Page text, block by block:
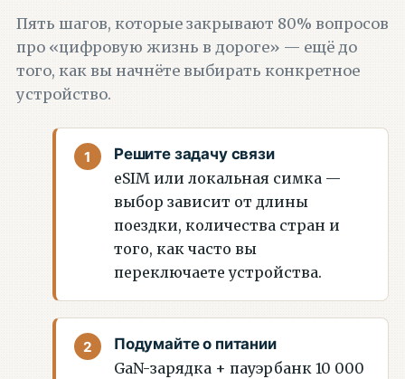
Пять шагов, которые закрывают 80% вопросов
про «цифровую жизнь в дороге» — ещё до
того, как вы начнёте выбирать конкретное
устройство.
Решите задачу связи
eSIM или локальная симка —
выбор зависит от длины
поездки, количества стран и
того, как часто вы
переключаете устройства.
Подумайте о питании
GaN-зарядка + пауэрбанк 10 000